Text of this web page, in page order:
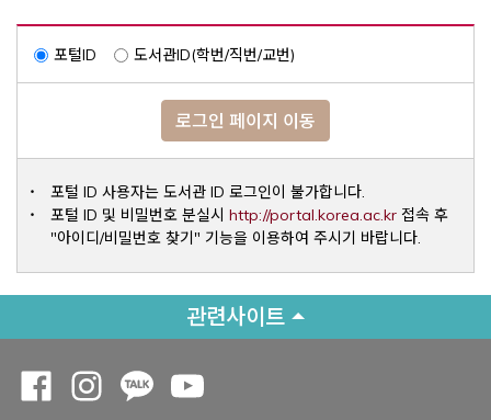
포털ID 도서관ID(학번/직번/교번)
로그인 페이지 이동
포털 ID 사용자는 도서관 ID 로그인이 불가합니다.
포털 ID 및 비밀번호 분실시 http://portal.korea.ac.krOpens a
접속 후
"아이디/비밀번호 찾기" 기능을 이용하여 주시기 바랍니다.
관련사이트
Opens a new window
Opens a new window
Opens a new window